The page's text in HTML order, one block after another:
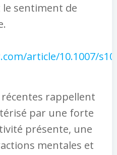
le sentiment de
article/10.1007/
récentes rappellent
par une forte
présente, une
mentales et